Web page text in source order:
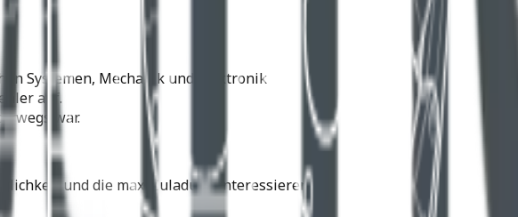
Systemen, Mechanik und Elektronik
auf.
war.
und die max. Zuladung interessieren.